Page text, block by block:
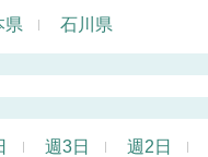
県 石川県
週3日 週2日